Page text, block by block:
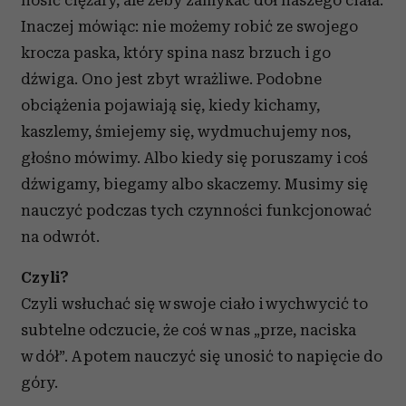
Inaczej mówiąc: nie możemy robić ze swojego
krocza paska, który spina nasz brzuch i go
dźwiga. Ono jest zbyt wrażliwe. Podobne
obciążenia pojawiają się, kiedy kichamy,
kaszlemy, śmiejemy się, wydmuchujemy nos,
głośno mówimy. Albo kiedy się poruszamy i coś
dźwigamy, biegamy albo skaczemy. Musimy się
nauczyć podczas tych czynności funkcjonować
na odwrót.
Czyli?
Czyli wsłuchać się w swoje ciało i wychwycić to
subtelne odczucie, że coś w nas „prze, naciska
w dół”. A potem nauczyć się unosić to napięcie do
góry.